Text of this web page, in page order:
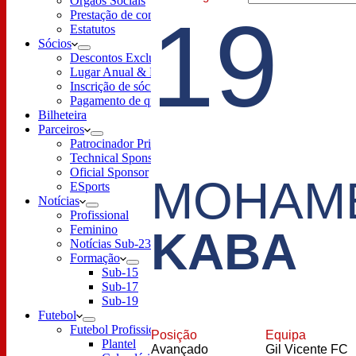
Prestação de contas
Estatutos
Sócios
Descontos Exclusivos
Lugar Anual & Renovação
Inscrição de sócio
Pagamento de quotas
Bilheteira
Parceiros
Patrocinador Principal
Technical Sponsor
Oficial Sponsor
ESports
Notícias
Profissional
Feminino
Notícias Sub-23
Formação
Sub-15
Sub-17
Sub-19
Futebol
Futebol Profissional
Plantel
19
KABA
Posição
Avançado
Equipa
Gil Vicente FC